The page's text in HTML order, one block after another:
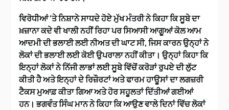
ਵਿਰੋਧੀਆਂ ‘ਤੇ ਨਿਸ਼ਾਨੇ ਸਾਧਦੇ ਹੋਏ ਮੁੱਖ ਮੰਤਰੀ ਨੇ ਕਿਹਾ ਕਿ ਸੂਬੇ ਦਾ
ਖ਼ਜ਼ਾਨਾ ਕਦੇ ਵੀ ਖਾਲੀ ਨਹੀਂ ਰਿਹਾ ਪਰ ਸਿਆਸੀ ਆਗੂਆਂ ਕੋਲ ਆਮ
ਆਦਮੀ ਦੀ ਭਲਾਈ ਲਈ ਨੀਅਤ ਦੀ ਘਾਟ ਸੀ, ਜਿਸ ਕਾਰਨ ਉਨ੍ਹਾਂ ਨੇ
ਲੋਕਾਂ ਦੀ ਭਲਾਈ ਲਈ ਕੋਈ ਉਪਰਾਲਾ ਨਹੀਂ ਕੀਤਾ। ਉਨ੍ਹਾਂ ਕਿਹਾ ਕਿ
ਇਨ੍ਹਾਂ ਲੋਕਾਂ ਨੇ ਨਿੱਜੀ ਲਾਭਾਂ ਲਈ ਸੂਬੇ ਵਿੱਚੋਂ ਕਰੋੜਾਂ ਰੁਪਏ ਦੀ ਲੁੱਟ
ਕੀਤੀ ਹੈ ਅਤੇ ਇਨ੍ਹਾਂ ਦੇ ਰਿਜ਼ੌਰਟਾਂ ਅਤੇ ਫਾਰਮ ਹਾਊਸਾਂ ਦਾ ਲਗਜ਼ਰੀ
ਟੈਕਸ ਮੁਆਫ਼ ਕੀਤਾ ਗਿਆ ਅਤੇ ਹੋਰ ਸਹੂਲਤਾਂ ਦਿੱਤੀਆਂ ਗਈਆਂ
ਹਨ। ਭਗਵੰਤ ਸਿੰਘ ਮਾਨ ਨੇ ਕਿਹਾ ਕਿ ਆਉਣ ਵਾਲੇ ਦਿਨਾਂ ਵਿੱਚ ਲੋਕਾਂ